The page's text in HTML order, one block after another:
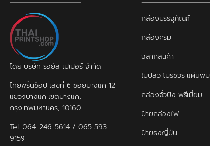
โดย บริษัท รอยัล เปเปอร์ จำกัด
ไทยพริ้นช็อป เลขที่ 6 ซอยบางแค 12
แขวงบางแค เขตบางแค,
กรุงเทพมหานคร, 10160
Tel. 064-246-5614 / 065-593-
9159
กล่องบรรจุภัณฑ์
กล่องครีม
ฉลากสินค้า
ใบปลิว โบรชัวร์ แผ่นพับ
กล่องจั่วปัง พรีเมี่ยม
ป้ายกล่องไฟ
ป้ายธงญี่ปุ่น